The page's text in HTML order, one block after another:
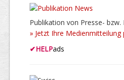
Publikation von Presse-
» Jetzt Ihre Medienmitteilung
✔HELPads